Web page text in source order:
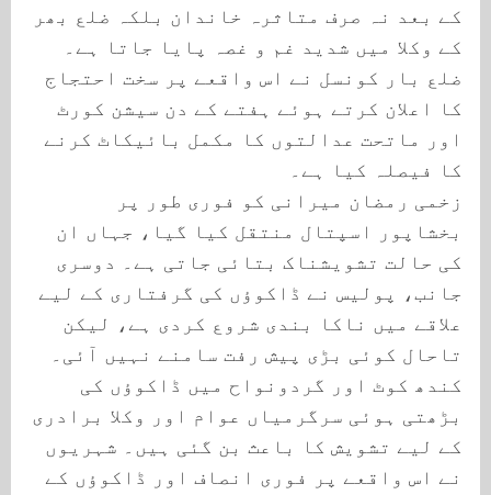
کے بعد نہ صرف متاثرہ خاندان بلکہ ضلع بھر
کے وکلا میں شدید غم و غصہ پایا جاتا ہے۔
ضلع بار کونسل نے اس واقعے پر سخت احتجاج
کا اعلان کرتے ہوئے ہفتے کے دن سیشن کورٹ
اور ماتحت عدالتوں کا مکمل بائیکاٹ کرنے
کا فیصلہ کیا ہے۔
زخمی رمضان میرانی کو فوری طور پر
بخشاپور اسپتال منتقل کیا گیا، جہاں ان
کی حالت تشویشناک بتائی جاتی ہے۔ دوسری
جانب، پولیس نے ڈاکوؤں کی گرفتاری کے لیے
علاقے میں ناکا بندی شروع کردی ہے، لیکن
تاحال کوئی بڑی پیش رفت سامنے نہیں آئی۔
کندھ کوٹ اور گردونواح میں ڈاکوؤں کی
بڑھتی ہوئی سرگرمیاں عوام اور وکلا برادری
کے لیے تشویش کا باعث بن گئی ہیں۔ شہریوں
نے اس واقعے پر فوری انصاف اور ڈاکوؤں کے